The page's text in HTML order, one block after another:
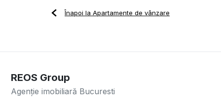
Înapoi la Apartamente de vânzare
REOS Group
Agenție imobiliară Bucuresti